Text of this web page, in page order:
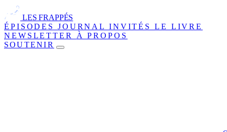
LES FRAPPÉS
ÉPISODES JOURNAL INVITÉSLE LIVRE
NEWSLETTER À PROPOS
SOUTENIR